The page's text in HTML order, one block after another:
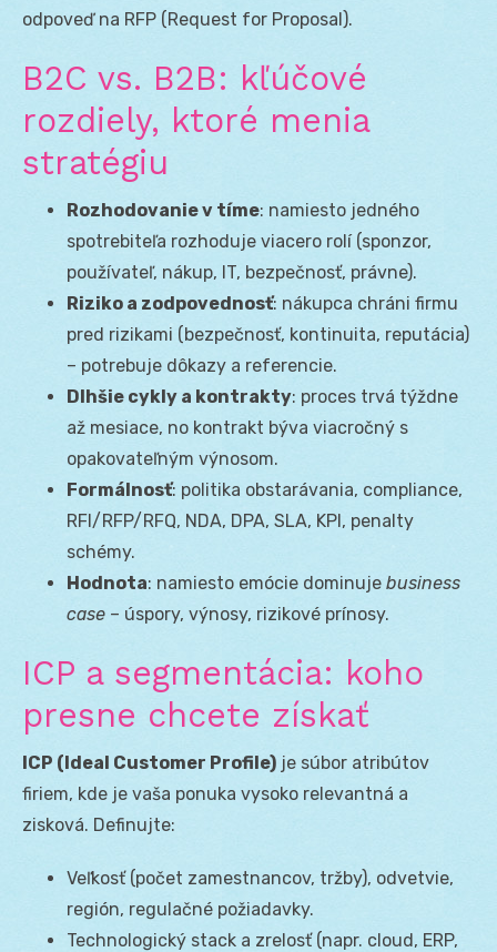
odpoveď na RFP (Request for Proposal).
B2C vs. B2B: kľúčové
rozdiely, ktoré menia
stratégiu
Rozhodovanie v tíme: namiesto jedného
spotrebiteľa rozhoduje viacero rolí (sponzor,
používateľ, nákup, IT, bezpečnosť, právne).
Riziko a zodpovednosť: nákupca chráni firmu
pred rizikami (bezpečnosť, kontinuita, reputácia)
– potrebuje dôkazy a referencie.
Dlhšie cykly a kontrakty: proces trvá týždne
až mesiace, no kontrakt býva viacročný s
opakovateľným výnosom.
Formálnosť: politika obstarávania, compliance,
RFI/RFP/RFQ, NDA, DPA, SLA, KPI, penalty
schémy.
Hodnota: namiesto emócie dominuje business
case – úspory, výnosy, rizikové prínosy.
ICP a segmentácia: koho
presne chcete získať
ICP (Ideal Customer Profile) je súbor atribútov
firiem, kde je vaša ponuka vysoko relevantná a
zisková. Definujte:
Veľkosť (počet zamestnancov, tržby), odvetvie,
región, regulačné požiadavky.
Technologický stack a zrelosť (napr. cloud, ERP,